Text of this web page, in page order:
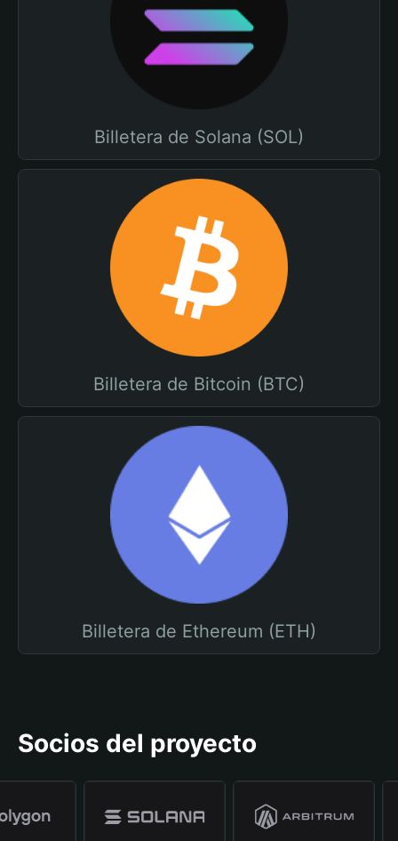
Billetera de Solana (SOL)
Billetera de Bitcoin (BTC)
Billetera de Ethereum (ETH)
Socios del proyecto